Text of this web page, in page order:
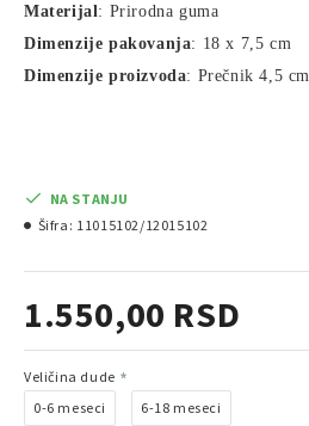
Materijal: Prirodna guma
Dimenzije pakovanja: 18 x 7,5 cm
Dimenzije proizvoda: Prečnik 4,5 cm
1.550,00 RSD
NA STANJU
Šifra: 11015102/12015102
Veličina dude
0-6 meseci
6-18 meseci